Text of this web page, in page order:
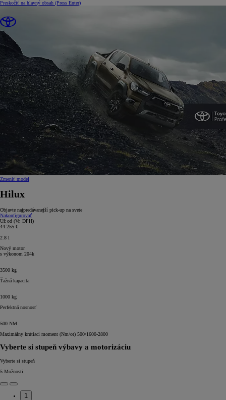
Preskočiť na hlavný obsah (Press Enter)
Zmeniť model
Hilux
Objavte najpredávanejší pick-up na svete
Nakonfigurovať
Už od (Vr. DPH)
44 255 €
2.8 l
Nový motor
s výkonom 204k
3500 kg
Ťažná kapacita
1000 kg
Perfektná nosnosť
500 NM
Maximálny krútiaci moment (Nm/ot) 500/1600-2800
Vyberte si stupeň výbavy a motorizáciu
Vyberte si stupeň
5 Možnosti
1